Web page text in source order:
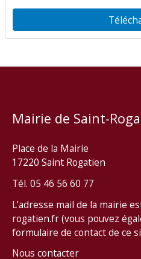
Mairie de Saint-
Place de la Mairie
17220 Saint Rogatien
Tél. 05 46 56 60 77
L’adresse mail de la mairie
rogatien.fr (vous pouvez
formulaire de contact de ce
Nous contacter